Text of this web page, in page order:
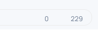
0 229